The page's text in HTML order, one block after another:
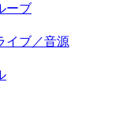
ーブ
イブ／音源